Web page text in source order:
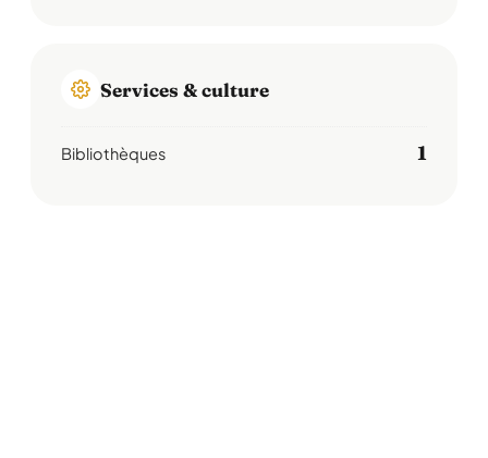
Services & culture
Bibliothèques 1